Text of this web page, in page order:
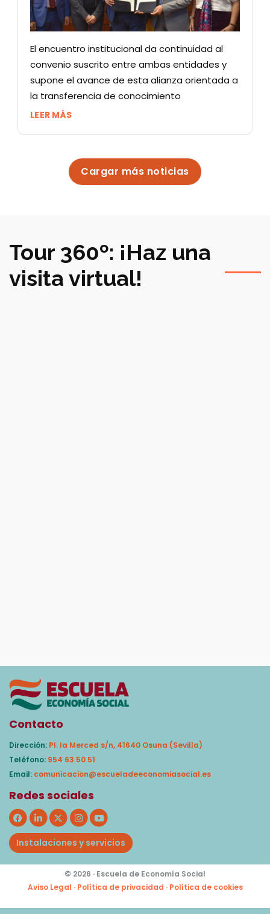
El encuentro institucional da continuidad al
convenio suscrito entre ambas entidades y
supone el avance de esta alianza orientada a
la transferencia de conocimiento
LEER MÁS
Cargar más noticias
Tour 360º: ¡Haz una
visita virtual!
Contacto
Dirección: Pl. la Merced s/n, 41640 Osuna (Sevilla)
Teléfono: 954 63 50 51
Email: comunicacion@escueladeeconomiasocial.es
Redes sociales
Instalaciones y servicios
© 2026 · Escuela de Economía Social
Aviso Legal · Política de privacidad · Política de cookies